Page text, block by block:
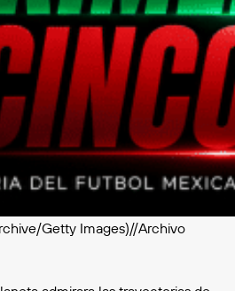
Getty Images)//Archivo